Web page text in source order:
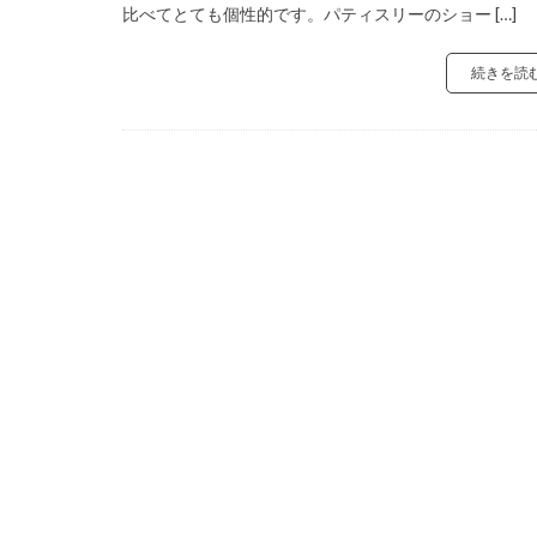
比べてとても個性的です。パティスリーのショー […]
続きを読